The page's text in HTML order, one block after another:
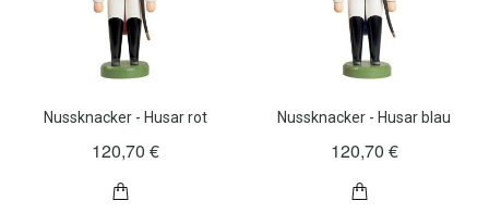
Nussknacker - Husar rot
120,70 €
Nussknacker - Husar blau
120,70 €